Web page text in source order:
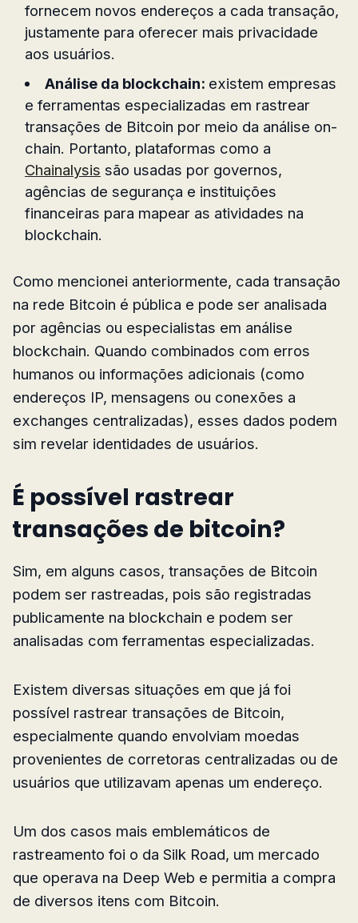
fornecem novos endereços a cada transação,
justamente para oferecer mais privacidade
aos usuários.
Análise da blockchain: existem empresas
e ferramentas especializadas em rastrear
transações de Bitcoin por meio da análise on-
chain. Portanto, plataformas como a
Chainalysis são usadas por governos,
agências de segurança e instituições
financeiras para mapear as atividades na
blockchain.
Como mencionei anteriormente, cada transação
na rede Bitcoin é pública e pode ser analisada
por agências ou especialistas em análise
blockchain. Quando combinados com erros
humanos ou informações adicionais (como
endereços IP, mensagens ou conexões a
exchanges centralizadas), esses dados podem
sim revelar identidades de usuários.
É possível rastrear
transações de bitcoin?
Sim, em alguns casos, transações de Bitcoin
podem ser rastreadas, pois são registradas
publicamente na blockchain e podem ser
analisadas com ferramentas especializadas.
Existem diversas situações em que já foi
possível rastrear transações de Bitcoin,
especialmente quando envolviam moedas
provenientes de corretoras centralizadas ou de
usuários que utilizavam apenas um endereço.
Um dos casos mais emblemáticos de
rastreamento foi o da Silk Road, um mercado
que operava na Deep Web e permitia a compra
de diversos itens com Bitcoin.